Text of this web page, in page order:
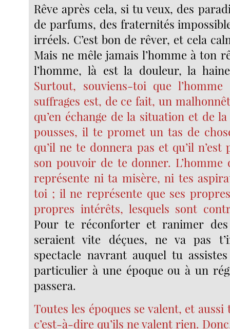
Rêve après cela, si tu veux, des
de parfums, des fraternités
irréels. C’est bon de rêver, et cela
Mais ne mêle jamais l’homme à ton
l’homme, là est la douleur, la
Surtout, souviens-toi que
suffrages est, de ce fait, un
qu’en échange de la situation et de
pousses, il te promet un tas de
qu’il ne te donnera pas et qu’il n’est
son pouvoir de te donner. L’homme
représente ni ta misère, ni tes
toi ; il ne représente que ses
propres intérêts, lesquels sont
Pour te réconforter et ranimer des
seraient vite déçues, ne va pas
spectacle navrant auquel tu
particulier à une époque ou à un
passera.
Toutes les époques se valent, et aussi
c’est-à-dire qu’ils ne valent rien.